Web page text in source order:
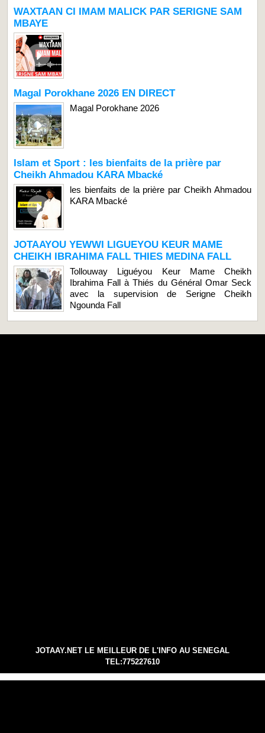
WAXTAAN CI IMAM MALICK PAR SERIGNE SAM
MBAYE
Magal Porokhane 2026 EN DIRECT
Magal Porokhane 2026
Islam et Sport : les bienfaits de la prière par
Cheikh Ahmadou KARA Mbacké
les bienfaits de la prière par Cheikh Ahmadou
KARA Mbacké
JOTAAYOU YEWWI LIGUEYOU KEUR MAME
CHEIKH IBRAHIMA FALL THIES MEDINA FALL
Tollouway Liguéyou Keur Mame Cheikh
Ibrahima Fall à Thiés du Général Omar Seck
avec la supervision de Serigne Cheikh
Ngounda Fall
JOTAAY.NET LE MEILLEUR DE L'INFO AU SENEGAL
TEL:775227610